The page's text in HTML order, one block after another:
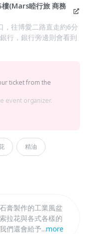
樓(Mars睦行旅 商務
，往博愛二路直走約6分
行，銀行旁邊則會看到
ticket from the
event organizer.
精油
膏製作的工業風盆
拉花與各式各樣的
們還會給予精油，
...more